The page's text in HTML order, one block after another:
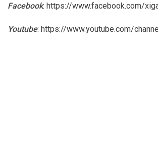
Facebook: https://www.facebook.com/
Youtube: https://www.youtube.com/